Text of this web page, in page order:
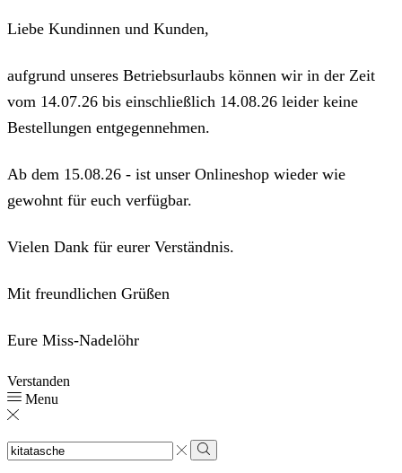
Liebe Kundinnen und Kunden,
aufgrund unseres Betriebsurlaubs können wir in der Zeit
vom 14.07.26 bis einschließlich 14.08.26 leider keine
Bestellungen entgegennehmen.
Ab dem 15.08.26 - ist unser Onlineshop wieder wie
gewohnt für euch verfügbar.
Vielen Dank für eurer Verständnis.
Mit freundlichen Grüßen
Eure Miss-Nadelöhr
Verstanden
Menu
Sucheingabe
Suche